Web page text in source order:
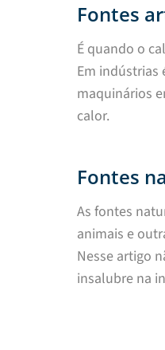
Fontes
É quando o
Em indústrias
maquinários
calor.
Fontes
As fontes
animais e
Nesse artigo
insalubre na